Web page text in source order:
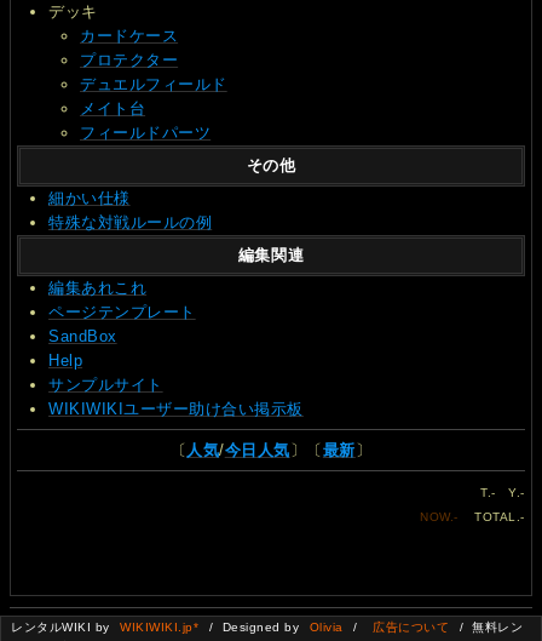
デッキ
カードケース
プロテクター
デュエルフィールド
メイト台
フィールドパーツ
その他
細かい仕様
特殊な対戦ルールの例
編集関連
編集あれこれ
ページテンプレート
SandBox
Help
サンプルサイト
WIKIWIKIユーザー助け合い掲示板
〔 人気/今日人気〕〔最新〕
T.- Y.-
NOW.- TOTAL.-
レンタルWIKI by WIKIWIKI.jp* / Designed by Olivia / 広告について
/ 無料レン